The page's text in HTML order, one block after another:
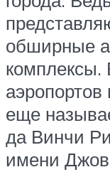
обширные
комплексы.
еще
да Винчи
имени